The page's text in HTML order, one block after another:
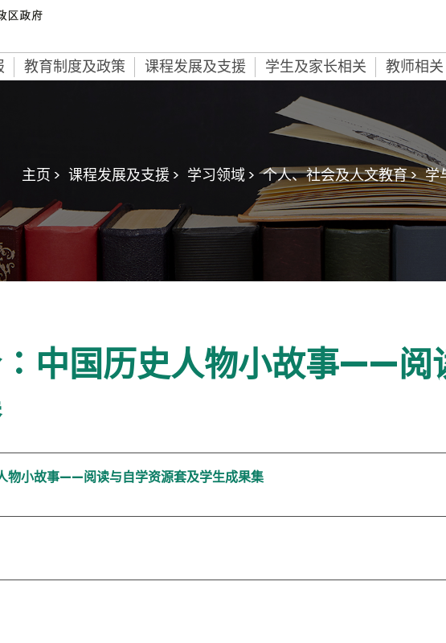
教育制度及政策 课程发展及支援 学生及家长相关 教师相关
主页 > 课程发展及支援 > 学习领域 > 个人、社会及人文教育 > 学
中国历史人物小故事——阅
物小故事——阅读与自学资源套及学生成果集